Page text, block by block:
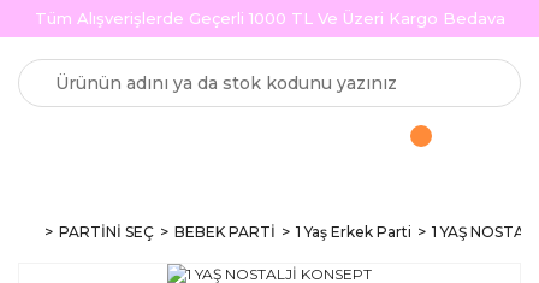
Tüm Alışverişlerde Geçerli 1000 TL Ve Üzeri Kargo Bedava
PARTİNİ SEÇ BEBEK PARTİ 1 Yaş Erkek Parti 1 YAŞ